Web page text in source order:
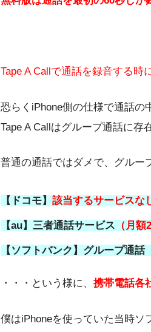
Tape A Callで通話を録音する時
恐らくiPhone側の仕様で通話の
Tape A Callはグループ通話に存
普通の通話ではダメで、グルー
【ドコモ】 該当するサービスな
【au】三者通話サービス （月額
【ソフトバンク】グループ通話
・・・という様に、 携帯電話各
僕はiPhoneを使っていた当時ソ